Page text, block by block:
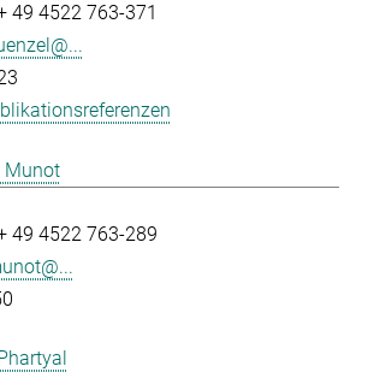
49 4522 763-371
Munot
49 4522 763-289